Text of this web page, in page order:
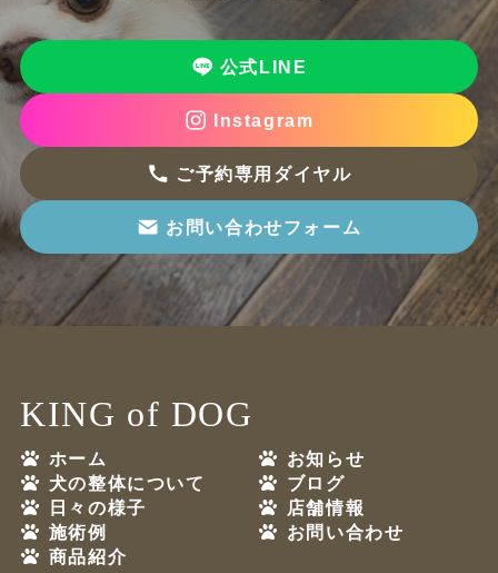
公式LINE
Instagram
ご予約専用ダイヤル
お問い合わせフォーム
KING of DOG
ホーム
犬の整体について
日々の様子
施術例
商品紹介
お知らせ
ブログ
店舗情報
お問い合わせ